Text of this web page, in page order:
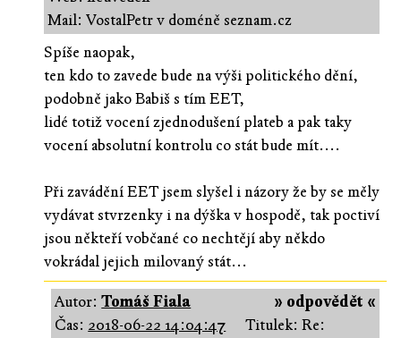
Mail: VostalPetr v doméně seznam.cz
Spíše naopak,
ten kdo to zavede bude na výši politického dění,
podobně jako Babiš s tím EET,
lidé totiž vocení zjednodušení plateb a pak taky
vocení absolutní kontrolu co stát bude mít....
Při zavádění EET jsem slyšel i názory že by se měly
vydávat stvrzenky i na dýška v hospodě, tak poctiví
jsou někteří vobčané co nechtějí aby někdo
vokrádal jejich milovaný stát...
» odpovědět «
Autor:Tomáš Fiala
Čas: 2018-06-22 14:04:47
Titulek: Re: